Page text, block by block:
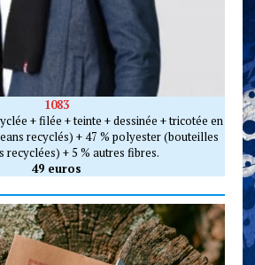
1083
+ filée + teinte + dessinée + tricotée en
recyclés) + 47 % polyester (bouteilles
recyclées) + 5 % autres fibres.
49 euros